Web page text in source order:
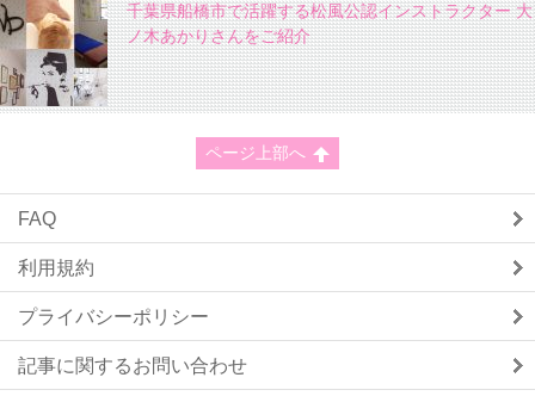
千葉県船橋市で活躍する松風公認インストラクター 大
ノ木あかりさんをご紹介
ページ上部へ
FAQ
利用規約
プライバシーポリシー
記事に関するお問い合わせ